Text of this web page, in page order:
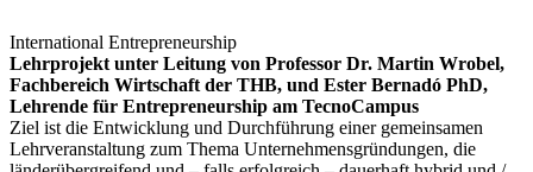
International Entrepreneurship
Lehrprojekt unter Leitung von Professor Dr. Martin Wrobel,
Fachbereich Wirtschaft der THB, und Ester Bernadó PhD,
Lehrende für Entrepreneurship am TecnoCampus
Ziel ist die Entwicklung und Durchführung einer gemeinsamen
Lehrveranstaltung zum Thema Unternehmensgründungen, die